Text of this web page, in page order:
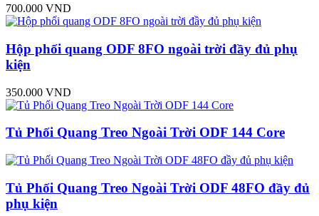
700.000 VND
Hộp phối quang ODF 8FO ngoài trời đầy đủ phụ
kiện
350.000 VND
Tủ Phối Quang Treo Ngoài Trời ODF 144 Core
Tủ Phối Quang Treo Ngoài Trời ODF 48FO đầy đủ
phụ kiện